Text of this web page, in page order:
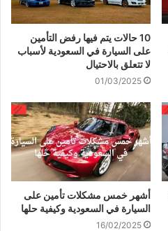
10 حالات يتم فيها رفض التأمين
على السيارة في السعودية لأسباب
لا تتعلق بالاحتيال
01/03/2025
أشهر خمس مشكلات تأمين على
السيارة في السعودية وكيفية حلها
16/02/2025